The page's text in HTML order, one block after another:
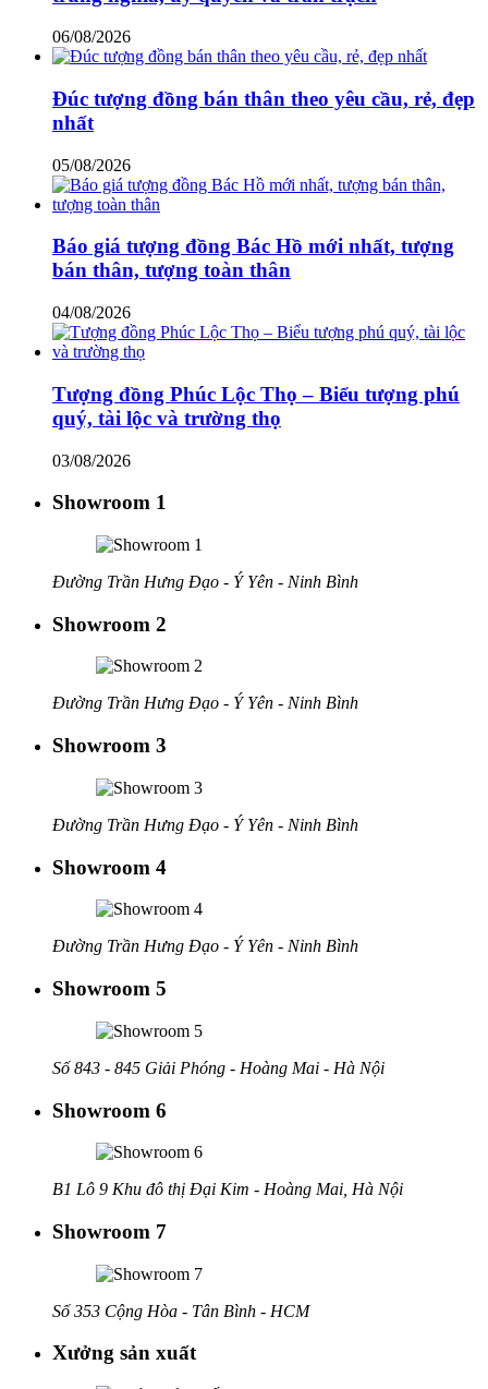
06/08/2026
Đúc tượng đồng bán thân theo yêu cầu, rẻ, đẹp
nhất
05/08/2026
Báo giá tượng đồng Bác Hồ mới nhất, tượng
bán thân, tượng toàn thân
04/08/2026
Tượng đồng Phúc Lộc Thọ – Biểu tượng phú
quý, tài lộc và trường thọ
03/08/2026
Showroom 1
Đường Trần Hưng Đạo - Ý Yên - Ninh Bình
Showroom 2
Đường Trần Hưng Đạo - Ý Yên - Ninh Bình
Showroom 3
Đường Trần Hưng Đạo - Ý Yên - Ninh Bình
Showroom 4
Đường Trần Hưng Đạo - Ý Yên - Ninh Bình
Showroom 5
Số 843 - 845 Giải Phóng - Hoàng Mai - Hà Nội
Showroom 6
B1 Lô 9 Khu đô thị Đại Kim - Hoàng Mai, Hà Nội
Showroom 7
Số 353 Cộng Hòa - Tân Bình - HCM
Xưởng sản xuất